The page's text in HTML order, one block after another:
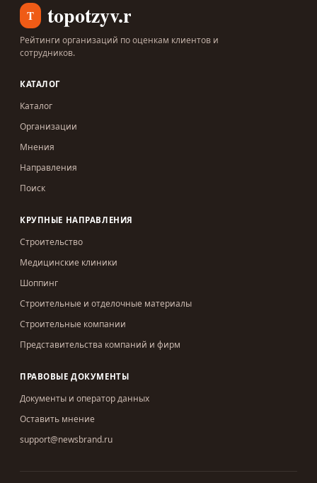
T topotzyv.ru
Рейтинги организаций по оценкам клиентов и
сотрудников.
КАТАЛОГ
Каталог
Организации
Мнения
Направления
Поиск
КРУПНЫЕ НАПРАВЛЕНИЯ
Строительство
Медицинские клиники
Шоппинг
Строительные и отделочные материалы
Строительные компании
Представительства компаний и фирм
ПРАВОВЫЕ ДОКУМЕНТЫ
Документы и оператор данных
Оставить мнение
support@newsbrand.ru